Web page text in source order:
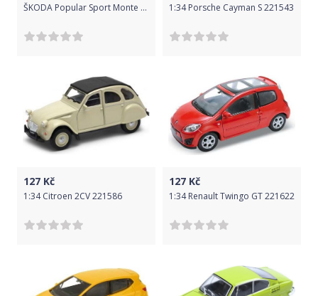
ŠKODA Popular Sport Monte Carlo 1935 model 1:18 1:34 Porsche Cayman S 221543
127 Kč
1:34 Citroen 2CV 221586
127 Kč
1:34 Renault Twingo GT 221622